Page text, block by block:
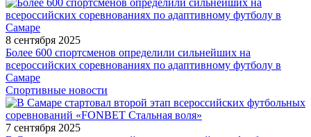
8 сентября 2025
Более 600 спортсменов определили сильнейших на
всероссийских соревнованиях по адаптивному футболу в
Самаре
Спортивные новости
7 сентября 2025